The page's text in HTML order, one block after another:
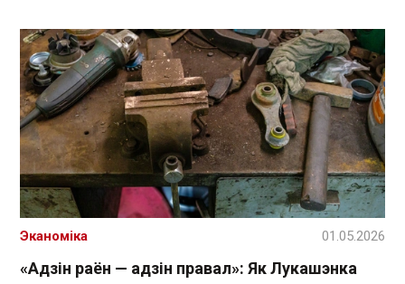
«Адзін раён — адзін правал»: Як Лукашэнка
Эканоміка 01.05.2026